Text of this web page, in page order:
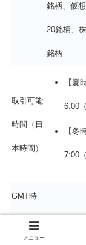
銘柄、仮想
20銘柄、
銘柄
取引可能
時間（日
本時間）
【夏
6:00
【冬
7:00
GMT時
夏時間：
メニュー